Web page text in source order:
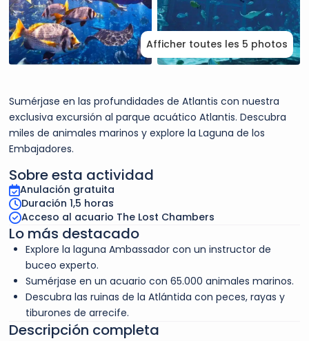
Afficher toutes les 5 photos
Sumérjase en las profundidades de Atlantis con nuestra
exclusiva excursión al parque acuático Atlantis. Descubra
miles de animales marinos y explore la Laguna de los
Embajadores.
Sobre esta actividad
Anulación gratuita
Duración 1,5 horas
Acceso al acuario The Lost Chambers
Lo más destacado
Explore la laguna Ambassador con un instructor de
buceo experto.
Sumérjase en un acuario con 65.000 animales marinos.
Descubra las ruinas de la Atlántida con peces, rayas y
tiburones de arrecife.
Descripción completa